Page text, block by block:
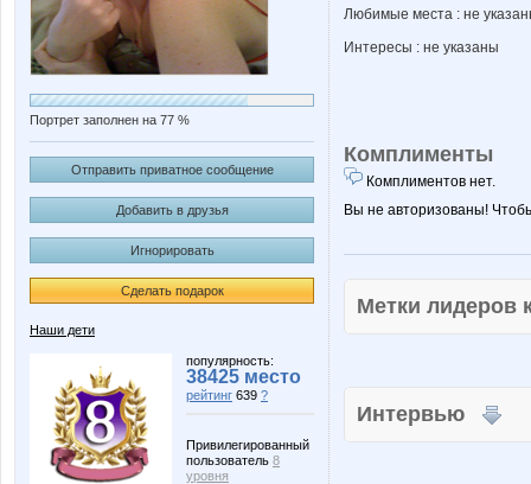
Портрет заполнен на 77 %
Отправить приватное сообщение
Добавить в друзья
Игнорировать
Сделать подарок
Наши дети
популярность:
38425 место
рейтинг 639 ?
Привилегированный
пользователь 8
уровня
Любимые места : не
Интересы : не указаны
Комплименты
Комплиментов нет.
Вы не авторизованы!
Метки
Интервью